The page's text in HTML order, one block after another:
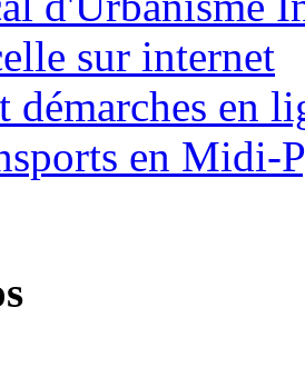
sur internet
démarches en
en Midi-